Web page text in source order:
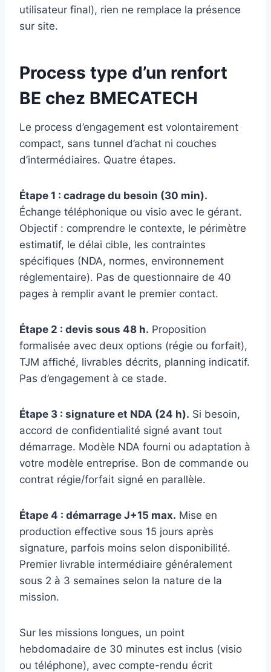
utilisateur final), rien ne remplace la présence
sur site.
Process type d’un renfort
BE chez BMECATECH
Le process d’engagement est volontairement
compact, sans tunnel d’achat ni couches
d’intermédiaires. Quatre étapes.
Étape 1 : cadrage du besoin (30 min).
Échange téléphonique ou visio avec le gérant.
Objectif : comprendre le contexte, le périmètre
estimatif, le délai cible, les contraintes
spécifiques (NDA, normes, environnement
réglementaire). Pas de questionnaire de 40
pages à remplir avant le premier contact.
Étape 2 : devis sous 48 h. Proposition
formalisée avec deux options (régie ou forfait),
TJM affiché, livrables décrits, planning indicatif.
Pas d’engagement à ce stade.
Étape 3 : signature et NDA (24 h). Si besoin,
accord de confidentialité signé avant tout
démarrage. Modèle NDA fourni ou adaptation à
votre modèle entreprise. Bon de commande ou
contrat régie/forfait signé en parallèle.
Étape 4 : démarrage J+15 max. Mise en
production effective sous 15 jours après
signature, parfois moins selon disponibilité.
Premier livrable intermédiaire généralement
sous 2 à 3 semaines selon la nature de la
mission.
Sur les missions longues, un point
hebdomadaire de 30 minutes est inclus (visio
ou téléphone), avec compte-rendu écrit